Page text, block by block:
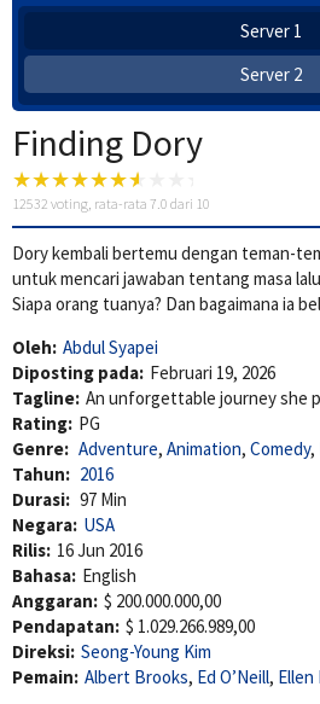
Server 1
Server 2
Finding Dory
12532 voting, rata-rata 7.0 dari 10
Dory kembali bertemu dengan teman-
untuk mencari jawaban tentang masa
Siapa orang tuanya? Dan bagaimana ia
Oleh: Abdul Syapei
Diposting pada: Februari 19, 2026
Tagline: An unforgettable journey she
Rating: PG
Genre: Adventure, Animation, Comedy,
Tahun: 2016
Durasi: 97 Min
Negara: USA
Rilis: 16 Jun 2016
Bahasa: English
Anggaran: $ 200.000.000,00
Pendapatan: $ 1.029.266.989,00
Direksi: Seong-Young Kim
Pemain: Albert Brooks, Ed O’Neill, Ellen